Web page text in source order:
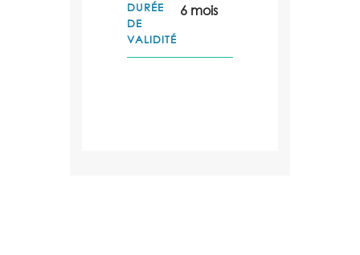
DURÉE
DE
VALIDITÉ
6 mois